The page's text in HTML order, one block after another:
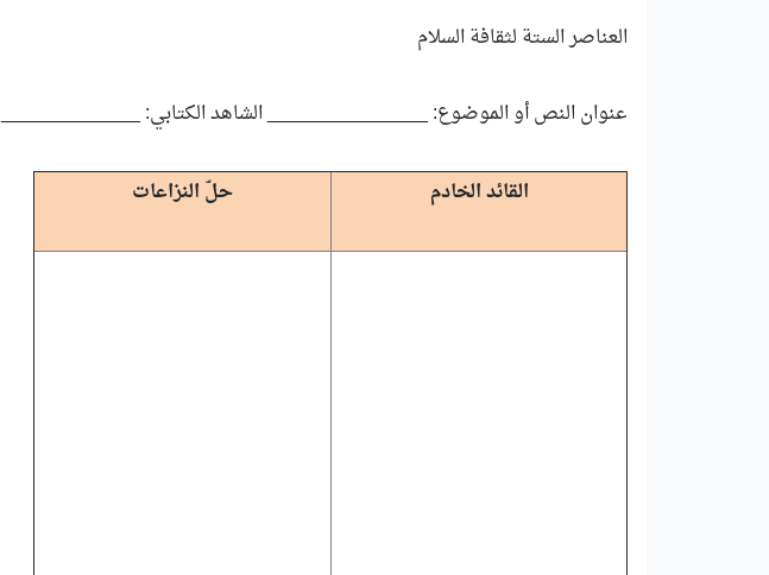
العناصر الستة لثقافة السلام
عنوان النص أو الموضوع: _______________ الشاهد الكتابي: _____________
القائد الخادم حلّ النزاعات